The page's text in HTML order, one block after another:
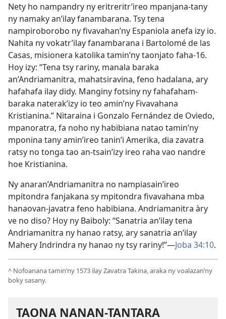
Nety ho nampandry ny eritreritr’ireo mpanjana-tany
ny namaky an’ilay fanambarana. Tsy tena
nampiroborobo ny fivavahan’ny Espaniola anefa izy io.
Nahita ny vokatr’ilay fanambarana i Bartolomé de las
Casas, misionera katolika tamin’ny taonjato faha-16.
Hoy izy: “Tena tsy rariny, manala baraka
an’Andriamanitra, mahatsiravina, feno hadalana, ary
hafahafa ilay didy. Manginy fotsiny ny fahafaham-
baraka naterak’izy io teo amin’ny Fivavahana
Kristianina.” Nitaraina i Gonzalo Fernández de Oviedo,
mpanoratra, fa noho ny habibiana natao tamin’ny
mponina tany amin’ireo tanin’i Amerika, dia zavatra
ratsy no tonga tao an-tsain’izy ireo raha vao nandre
hoe Kristianina.
Ny anaran’Andriamanitra no nampiasain’ireo
mpitondra fanjakana sy mpitondra fivavahana mba
hanaovan-javatra feno habibiana. Andriamanitra àry
ve no diso? Hoy ny Baiboly: “Sanatria an’ilay tena
Andriamanitra ny hanao ratsy, ary sanatria an’ilay
Mahery Indrindra ny hanao ny tsy rariny!”—Joba 34:10.
^ Nofoanana tamin’ny 1573 ilay Zavatra Takina, araka ny voalazan’ny
boky sasany.
TAONA NANAN-TANTARA